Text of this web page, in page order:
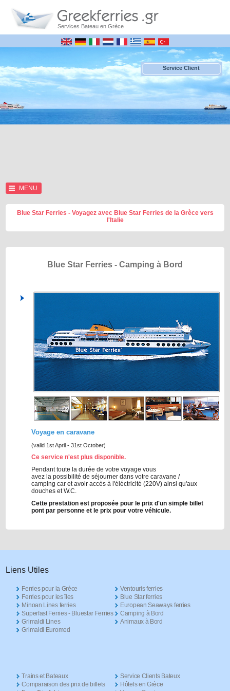
Services Bateau en Grèce
Service Client
MENU
Blue Star Ferries - Voyagez avec Blue Star Ferries de la Grèce vers
l'Italie
Blue Star Ferries - Camping à Bord
Voyage en caravane
(valid 1st April - 31st October)
Ce service n'est plus disponible.
Pendant toute la durée de votre voyage vous
avez la possibilité de séjourner dans votre caravane /
camping car et avoir accès à l'éléctricité (220V) ainsi qu'aux
douches et W.C.
Cette prestation est proposée pour le prix d'un simple billet
pont par personne et le prix pour votre véhicule.
Liens Utiles
Ferries pour la Grèce
Ferries pour les îles
Minoan Lines ferries
Superfast Ferries - Bluestar Ferries
Grimaldi Lines
Grimaldi Euromed
Ventouris ferries
Blue Star ferries
European Seaways ferries
Camping à Bord
Animaux à Bord
Trains et Bateaux
Comparaison des prix de billets
Service Clients Bateux
Hôtels en Grèce